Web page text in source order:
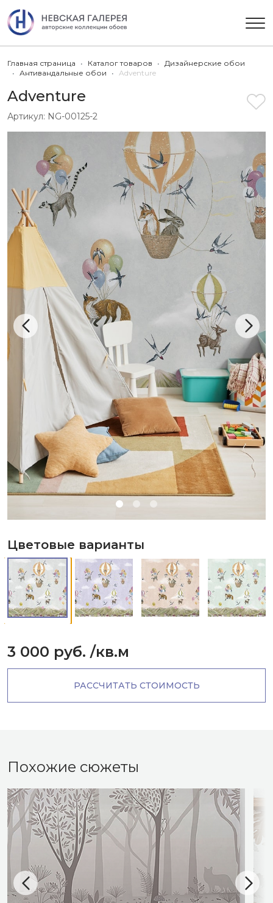
Главная страница Каталог товаров
Дизайнерские обои
Антивандальные обои
Adventure
Adventure
Артикул: NG-00125-2
Цветовые варианты
3 000 руб. /кв.м
РАССЧИТАТЬ СТОИМОСТЬ
Похожие сюжеты